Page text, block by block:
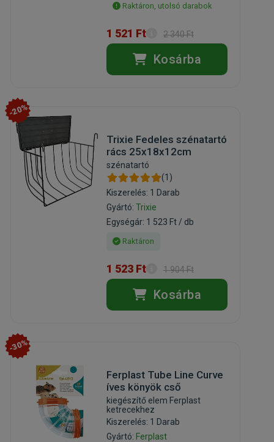
Raktáron, utolsó darabok
1 521 Ft 2 340 Ft
Kosárba
-20%
Trixie Fedeles szénatartó
rács 25x18x12cm
szénatartó
(1)
Kiszerelés: 1 Darab
Gyártó: Trixie
Egységár: 1 523 Ft / db
Raktáron
1 523 Ft 1 904 Ft
Kosárba
-30%
Ferplast Tube Line Curve
íves könyök cső
kiegészítő elem Ferplast
ketrecekhez
Kiszerelés: 1 Darab
Gyártó: Ferplast